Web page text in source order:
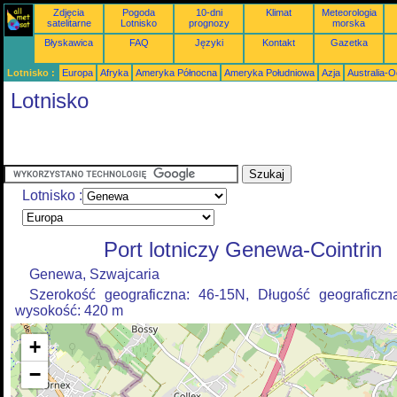
Zdjęcia
satelitarne
Pogoda
Lotnisko
10-dni
prognozy
Klimat
Meteorologia
morska
Błyskawica
FAQ Języki Kontakt Gazetka
Lotnisko : Europa Afryka Ameryka Północna Ameryka Południowa Azja Australia-
Lotnisko
Lotnisko :
Port lotniczy Genewa-Cointrin
Genewa, Szwajcaria
Szerokość geograficzna: 46-15N, Długość
wysokość: 420 m
+
−